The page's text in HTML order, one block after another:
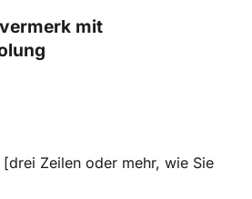
mit
Zeilen oder mehr, wie Sie